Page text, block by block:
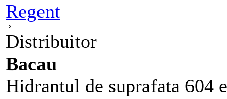
Regent
Distribuitor
Bacau
Hidrantul de suprafata 604